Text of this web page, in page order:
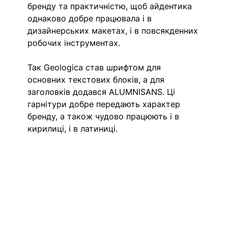
бренду та практичністю, щоб айдентика
однаково добре працювала і в
дизайнерських макетах, і в повсякденних
робочих інструментах.
Так Geologica став шрифтом для
основних текстових блоків, а для
заголовків додався ALUMNISANS. Ці
гарнітури добре передають характер
бренду, а також чудово працюють і в
кирилиці, і в латиниці.